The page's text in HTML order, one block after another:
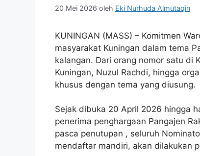
20 Mei 2026 oleh Eki Nurhuda Almutaqin
KUNINGAN (MASS) – Komitmen
masyarakat Kuningan dalam tema
kalangan. Dari orang nomor satu di
Kuningan, Nuzul Rachdi, hingga
khusus dengan tema yang diusung.
Sejak dibuka 20 April 2026 hingga
penerima penghargaan Pangajen
pasca penutupan , seluruh
mendaftar mandiri, akan dilakukan